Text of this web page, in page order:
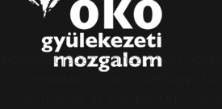
Ehhez az Ön
társadalommal összefüggő
melyek az Európai Unió